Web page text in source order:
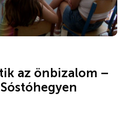
az önbizalom –